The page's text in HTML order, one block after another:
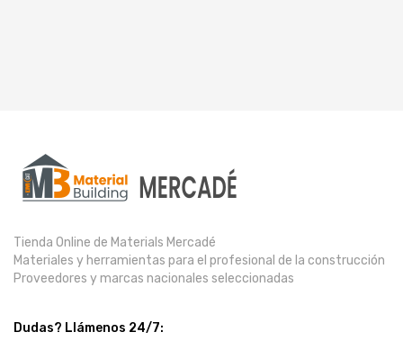
Tienda Online de Materials Mercadé
Materiales y herramientas para el profesional de la construcción
Proveedores y marcas nacionales seleccionadas
Dudas? Llámenos 24/7: